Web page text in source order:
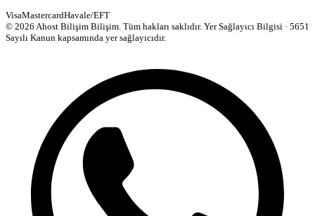
VisaMastercardHavale/EFT
© 2026 Ahost Bilişim Bilişim. Tüm hakları saklıdır. Yer Sağlayıcı Bilgisi · 5651
Sayılı Kanun kapsamında yer sağlayıcıdır.